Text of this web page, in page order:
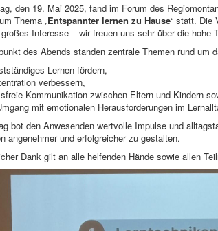
den 19. Mai 2025, fand im Forum des
Thema „Entspannter lernen zu Hause“ statt. Die
Interesse – wir freuen uns sehr über die hohe
des Abends standen zentrale Themen rund um
Lernen fördern,
verbessern,
Kommunikation zwischen Eltern und Kindern
mit emotionalen Herausforderungen im
bot den Anwesenden wertvolle Impulse und
angenehmer und erfolgreicher zu gestalten.
Dank gilt an alle helfenden Hände sowie allen